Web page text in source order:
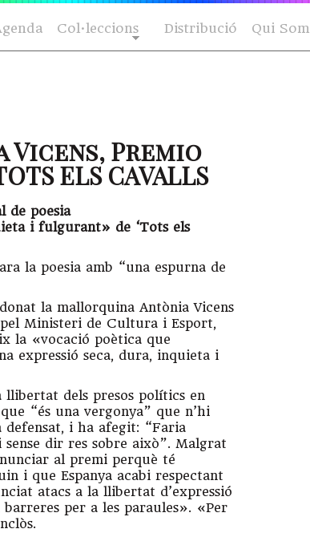
Col·leccions Distribució Qui Som
Premio
ELS CAVALLS
de poesia
i fulgurant» de ‘Tots els
la poesia amb “una espurna de
la mallorquina Antònia Vicens
pel Ministeri de Cultura i Esport,
la «vocació poètica que
expressió seca, dura, inquieta i
llibertat dels presos polítics en
“és una vergonya” que n’hi
defensat, i ha afegit: “Faria
dir res sobre això”. Malgrat
al premi perquè té
i que Espanya acabi respectant
atacs a la llibertat d’expressió
per a les paraules». «Per